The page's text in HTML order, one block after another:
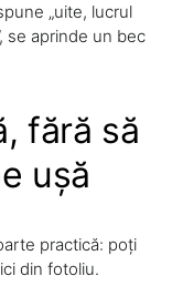
„uite, lucrul
se aprinde un bec
fără să
ușă
practică: poți
din fotoliu.